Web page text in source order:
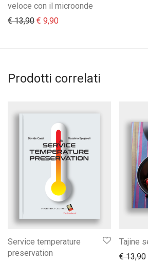
veloce con il microonde
€13,90 Il prezzo originale era: € 13,90.
€ 9,90Il prezzo attuale è: € 9,90.
Prodotti correlati
Service temperature
preservation
Tajine
€13,90